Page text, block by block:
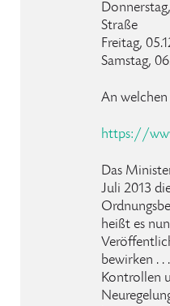
Straße
Freitag,
Samstag,
An
https://
Das
Juli 2013
heißt es
bewirken .
Kontrollen